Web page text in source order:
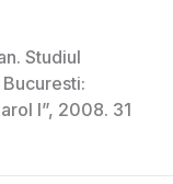
Studiul
I”, 2008. 31